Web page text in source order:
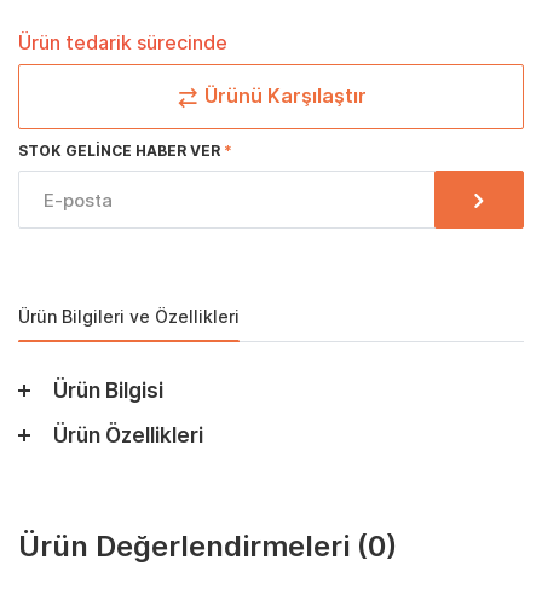
Ürün tedarik sürecinde
Ürünü Karşılaştır
STOK GELINCE HABER VER
Ürün Bilgileri ve Özellikleri
Ürün Bilgisi
Ürün Özellikleri
Ürün Değerlendirmeleri (0)